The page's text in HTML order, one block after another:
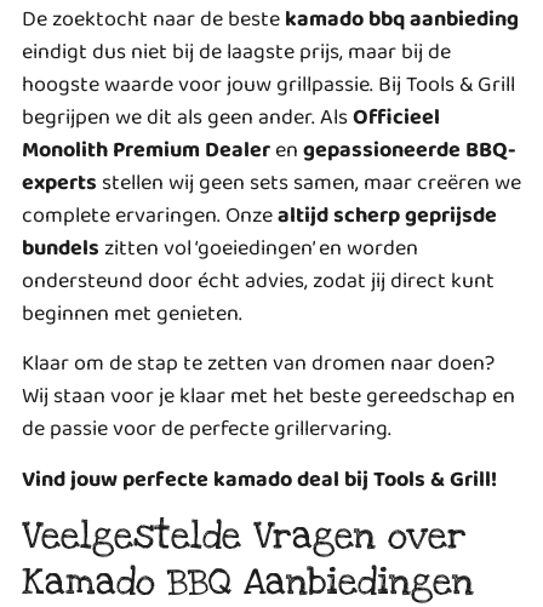
De zoektocht naar de bestekamado bbq aanbieding
eindigt dus niet bij de laagste prijs, maar bij de
hoogste waarde voor jouw grillpassie. Bij Tools & Grill
begrijpen we dit als geen ander. AlsOfficieel
Monolith Premium Dealerengepassioneerde BBQ-
experts stellen wij geen sets samen, maar creëren we
complete ervaringen. Onzealtijd scherp geprijsde
bundelszitten vol ‘goeiedingen’ en worden
ondersteund door écht advies, zodat jij direct kunt
beginnen met genieten.
Klaar om de stap te zetten van dromen naar doen?
Wij staan voor je klaar met het beste gereedschap en
de passie voor de perfecte grillervaring.
Vind jouw perfecte kamado deal bij Tools & Grill!
Veelgestelde Vragen over
Kamado BBQ Aanbiedingen